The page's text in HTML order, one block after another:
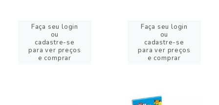
Faça seu login
ou
cadastre-se
para ver preços
e comprar
Faça seu login
ou
cadastre-se
para ver preços
e comprar